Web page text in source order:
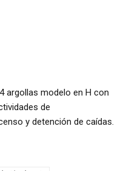
argollas modelo en H con
de
y detención de caídas.